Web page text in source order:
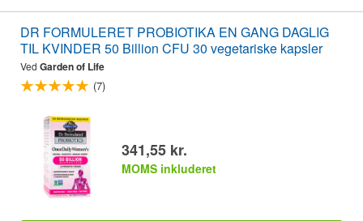
DR FORMULERET PROBIOTIKA EN GANG DAGLIG
TIL KVINDER 50 Billion CFU 30 vegetariske kapsler
Ved Garden of Life
(7)
341,55 kr.
MOMS inkluderet